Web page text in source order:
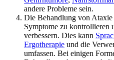
andere Probleme sein.
Die Behandlung von
Symptome zu kontrollieren
verbessern. Dies kann
Ergotherapie und die
umfassen. Bei einigen